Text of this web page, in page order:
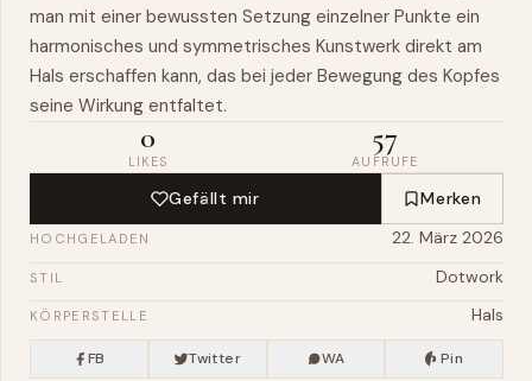
man mit einer bewussten Setzung einzelner Punkte ein
harmonisches und symmetrisches Kunstwerk direkt am
Hals erschaffen kann, das bei jeder Bewegung des Kopfes
seine Wirkung entfaltet.
0
LIKES
57
AUFRUFE
Gefällt mir Merken
HOCHGELADEN 22. März 2026
STIL Dotwork
KÖRPERSTELLE Hals
FB Twitter WA Pin